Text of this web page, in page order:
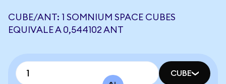
CUBE/ANT: 1 SOMNIUM SPACE CUBES
EQUIVALE A 0,544102 ANT
CUBE